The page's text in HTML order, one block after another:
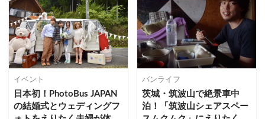
イベント
日本初！PhotoBus JAPAN
の結婚式とウェディングフ
バンライフ
茨城・筑波山で絶景車中
泊！「筑波山シェアスペー